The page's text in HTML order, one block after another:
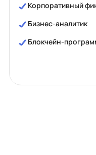
Корпоративный
Бизнес-аналитик
Блокчейн-